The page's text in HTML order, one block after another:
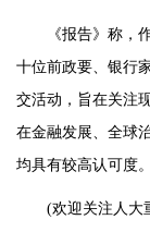
《报告》称，
十位前政要、银行
交活动，旨在关注
在金融发展、全球
均具有较高认可度。
(欢迎关注人大